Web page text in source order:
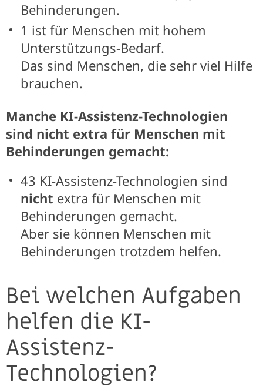
Behinderungen.
1 ist für Menschen mit hohem
Unterstützungs-Bedarf.
Das sind Menschen, die sehr viel Hilfe
brauchen.
Manche KI-Assistenz-Technologien
sind nicht extra für Menschen mit
Behinderungen gemacht:
43 KI-Assistenz-Technologien sind
nicht extra für Menschen mit
Behinderungen gemacht.
Aber sie können Menschen mit
Behinderungen trotzdem helfen.
Bei welchen Aufgaben
helfen die KI-
Assistenz-
Technologien?